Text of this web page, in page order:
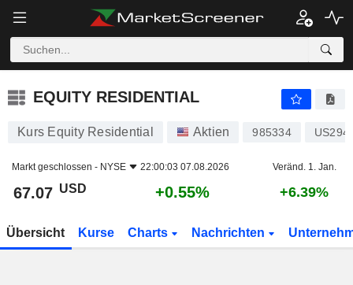
EQUITY RESIDENTIAL
EQUITY RESIDENTIAL
Kurs Equity Residential Aktien 985334
Markt geschlossen - NYSE 22:00:03 07.08.2026 Veränd. 1. Jan.
67.07 USD +0.55% +6.39%
Übersicht Kurse Charts Nachrichten